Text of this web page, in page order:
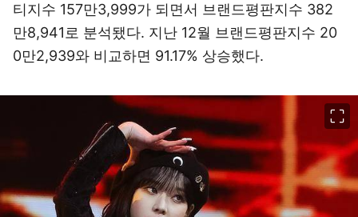
티지수 157만3,999가 되면서 브랜드평판지수 382
만8,941로 분석됐다. 지난 12월 브랜드평판지수 20
0만2,939와 비교하면 91.17% 상승했다.